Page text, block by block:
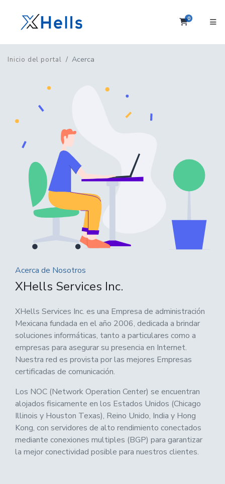
0Carrito
Inicio del portal Acerca
Acerca de Nosotros
XHells Services Inc.
XHells Services Inc. es una Empresa de administración
Mexicana fundada en el año 2006, dedicada a brindar
soluciones informáticas, tanto a particulares como a
empresas para asegurar su presencia en Internet.
Nuestra red es provista por las mejores Empresas
certificadas de comunicación.
Los NOC (Network Operation Center) se encuentran
alojados fisicamente en los Estados Unidos (Chicago
Illinois y Houston Texas), Reino Unido, India y Hong
Kong, con servidores de alto rendimiento conectados
mediante conexiones multiples (BGP) para garantizar
la mejor conectividad posible para nuestros clientes.